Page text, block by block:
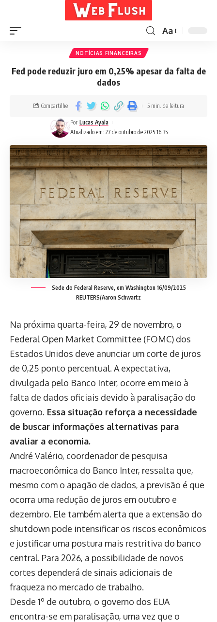
Aa
NOTÍCIAS FINANCEIRAS
Fed pode reduzir juro em 0,25% apesar da falta de
dados
Atualizado em: 27 de outubro de 2025 16:35
Por Lucas Ayala
Compartilhe 5 min. de leitura
Sede do Federal Reserve, em Washington 16/09/2025
REUTERS/Aaron Schwartz
Na próxima quarta-feira, 29 de novembro, o
Federal Open Market Committee (FOMC) dos
Estados Unidos deve anunciar um corte de juros
de 0,25 ponto percentual. A expectativa,
divulgada pelo Banco Inter, ocorre em meio à
falta de dados oficiais devido à paralisação do
governo. Essa situação reforça a necessidade
de buscar informações alternativas para
avaliar a economia.
André Valério, coordenador de pesquisa
macroeconômica do Banco Inter, ressalta que,
mesmo com o apagão de dados, a previsão é que
ocorra uma redução de juros em outubro e
dezembro. Ele também alerta que a extensão do
shutdown pode intensificar os riscos econômicos
e justificar uma postura mais restritiva do banco
central. Para 2026, a possibilidade de novos
cortes dependerá de sinais adicionais de
fraqueza no mercado de trabalho.
Desde 1º de outubro, o governo dos EUA
encontra-se em paralisação, uma vez que o